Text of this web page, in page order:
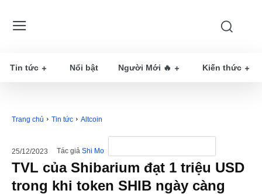
Tin tức Nổi bật Người Mới 🔥 Kiến thức
Trang chủ Tin tức Altcoin
25/12/2023 Tác giả Shi Mo
TVL của Shibarium đạt 1 triệu USD
trong khi token SHIB ngày càng